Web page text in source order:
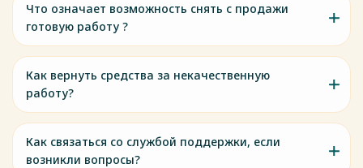
Что означает возможность снять с продажи
готовую работу ?
Как вернуть средства за некачественную
работу?
Как связаться со службой поддержки, если
возникли вопросы?